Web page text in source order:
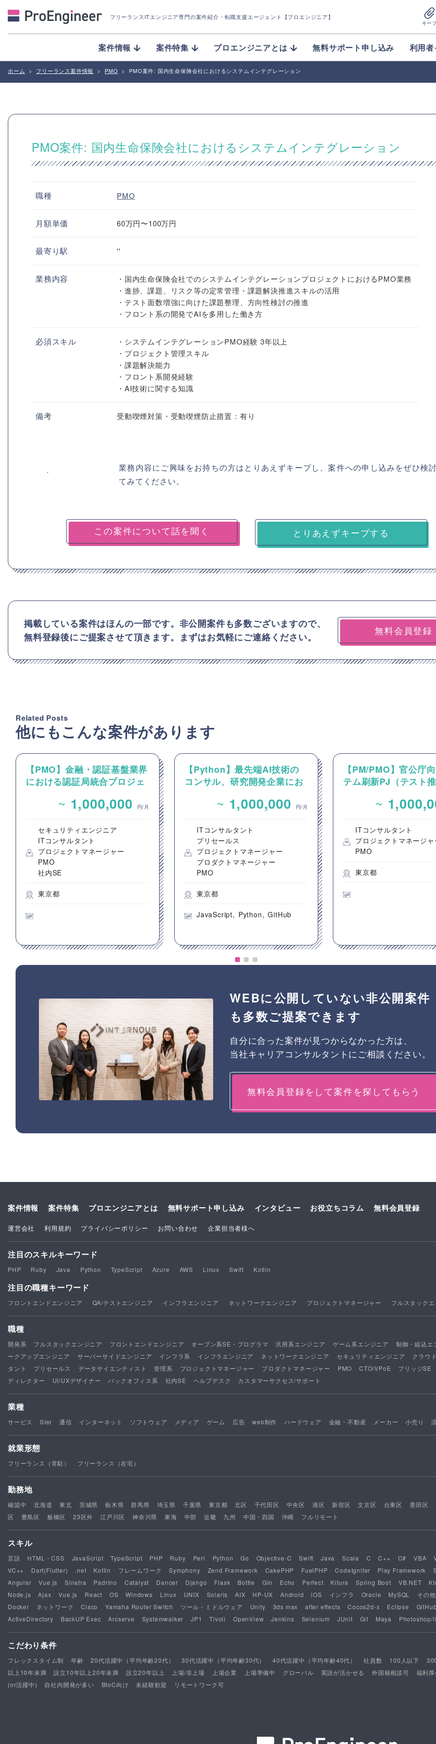
フリーランスITエンジニア専門の案件紹介 ・転職支援エージェント【プロエンジニア】
キー
案件情報 案件特集 プロエンジニアとは 無料サポート申し込み 利用
ホーム > フリーランス案件情報 > PMO > PMO案件: 国内生命保険会社におけるシステムインテグレーション
PMO案件: 国内生命保険会社におけるシステムインテグレーション
職種 PMO
月額単価 60万円〜100万円
最寄り駅 ''
業務内容
・国内生命保険会社でのシステムインテグレーションプロジェクトにおけるPMO業務
・進捗、課題、リスク等の定常管理・課題解決推進スキルの活用
・テスト面数増強に向けた課題整理、方向性検討の推進
・フロント系の開発でAIを多用した働き方
必須スキル
・システムインテグレーションPMO経験 3年以上
・プロジェクト管理スキル
・課題解決能力
・フロント系開発経験
・AI技術に関する知識
備考 受動喫煙対策・受動喫煙防止措置：有り
業務内容にご興味をお持ちの方はとりあえずキープし、案件への申し込みをぜひ検
てみてください。
とりあえずキープする
掲載している案件はほんの一部です。非公開案件も多数ございますので、
無料登録後にご提案させて頂きます。まずはお気軽にご連絡ください。
無料会員登録
Related Posts
他にもこんな案件があります
【PMO】金融・認証基盤業界
における認証局統合プロジェ
~ 1,000,000 円/月
セキュリティエンジニア
ITコンサルタント
プロジェクトマネージャー
PMO
社内SE
東京都
【Python】最先端AI技術の
コンサル、研究開発企業にお
~ 1,000,000 円/月
ITコンサルタント
プリセールス
プロジェクトマネージャー
プロダクトマネージャー
PMO
東京都
JavaScript Python GitHub
【PM/PMO】官公庁
テム刷新PJ（テスト
~
ITコンサルタント
プロジェクトマネージ
PMO
東京都
WEBに公開していない非公開案件
も多数ご提案できます
自分に合った案件が見つからなかった方は、
当社キャリアコンサルタントにご相談ください。
無料会員登録をして案件を探してもらう
案件情報 案件特集 プロエンジニアとは 無料サポート申し込み インタビュー お役立ちコラム 無料会員登録
運営会社 利用規約 プライバシーポリシー お問い合わせ 企業担当者様へ
注目のスキルキーワード
PHP Ruby Java Python TypeScript Azure AWS Linux Swift Kotlin
注目の職種キーワード
フロントエンドエンジニア QA/テストエンジニア インフラエンジニア ネットワークエンジニア プロジェクトマネージャー フルスタック
職種
開発系 フルスタックエンジニア フロントエンドエンジニア オープン系SE・プログラマ 汎用系エンジニア ゲーム系エンジニア
制御・組込エ
ークアップエンジニア
サーバーサイドエンジニア インフラ系 インフラエンジニア ネットワークエンジニア セキュリティエンジニア
クラウ
タント
プリセールス データサイエンティスト 管理系 プロジェクトマネージャー プロダクトマネージャー PMO CTO/VPoE
ブリッジSE
ディレクター
UI/UXデザイナー バックオフィス系 社内SE ヘルプデスク カスタマーサクセス/サポート
業種
サービス SIer 通信 インターネット ソフトウェア メディア ゲーム 広告 web制作 ハードウェア 金融・不動産 メーカー 小売り
就業形態
フリーランス（常駐） フリーランス（在宅）
勤務地
確認中 北海道 東北 茨城県 栃木県 群馬県 埼玉県 千葉県 東京都 北区 千代田区 中央区 港区 新宿区 文京区 台東区 墨田区
区
豊島区 板橋区 23区外 江戸川区 神奈川県 東海 中部 近畿 九州 中国・四国 沖縄 フルリモート
スキル
言語 HTML・CSS JavaScript TypeScript PHP Ruby Perl Python Go Objective-C Swift Java Scala C C++ C# VBA
VC++
Dart(Flutter) .net Kotlin フレームワーク Symphony Zend Framework CakePHP FuelPHP CodeIgniter Play Framework
Angular
Vue.js Sinatra Padrino Catalyst Dancer Django Flask Bottle Gin Echo Perfect Kitura Spring Boot VB.NET
Node.js
Ajax Vue.js React OS Windows Linux UNIX Solaris AIX HP-UX Android iOS インフラ Oracle MySQL
その他
Docker
ネットワーク Cisco Yamaha Router Switch ツール・ミドルウェア Unity 3ds max after effects Cocos2d-x Eclipse
ActiveDirectory
BackUP Exec Arcserve Systemwalker JP1 Tivoli OpenView Jenkins Selenium JUnit Git Maya Photoshop/
こだわり条件
フレックスタイム制 年齢 20代活躍中（平均年齢20代） 30代活躍中（平均年齢30代） 40代活躍中（平均年齢40代） 社員数 100人以下
以上10年未満
設立10年以上20年未満 設立20年以上 上場/非上場 上場企業 上場準備中 グローバル 英語が活かせる 外国籍相談可
福利
(or活躍中)
自社内開発が多い BtoC向け 未経験歓迎 リモートワーク可